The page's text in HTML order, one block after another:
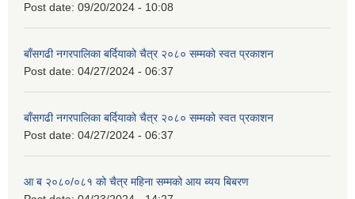
Post date: 09/20/2024 - 10:08
बाँसगढी नगरपालिका बर्दियाको चैत्र २०८० सम्मको स्वत प्रकाशन
Post date: 04/27/2024 - 06:37
बाँसगढी नगरपालिका बर्दियाको चैत्र २०८० सम्मको स्वत प्रकाशन
Post date: 04/27/2024 - 06:37
आ ब २०८०/०८१ को चैत्र महिना सम्मको आय ब्यय बिबरण